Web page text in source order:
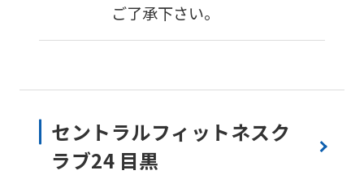
ご了承下さい。
セントラルフィットネスク
ラブ24 目黒
may
original